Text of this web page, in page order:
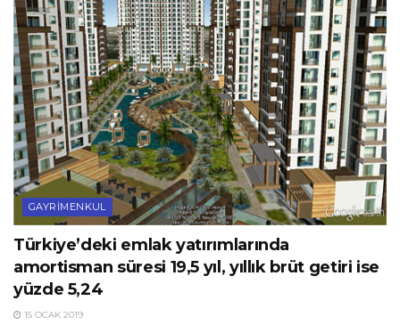
GAYRIMENKUL
Türkiye’deki emlak yatırımlarında
amortisman süresi 19,5 yıl, yıllık brüt getiri ise
yüzde 5,24
15 OCAK 2019